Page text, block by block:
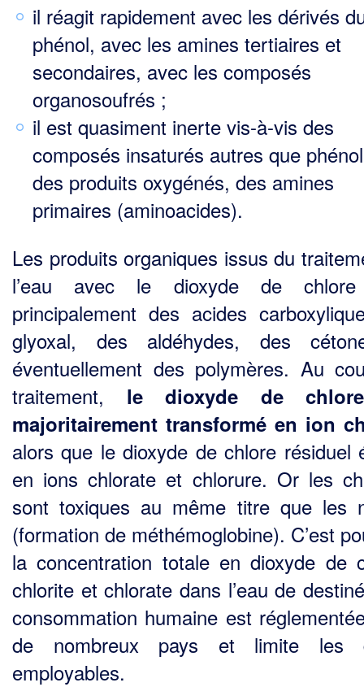
il réagit rapidement avec les dérivés
phénol, avec les amines tertiaires et
secondaires, avec les com­posés
organosoufrés ;
il est quasiment inerte vis-à-vis des
composés insaturés autres que
des produits oxygénés, des amines
primaires (aminoacides).
Les produits organiques issus du
l’eau avec le dioxyde de
principalement des acides
glyoxal, des aldéhydes, des
éventuellement des polymères. Au
traitement, le dioxyde de
majoritairement transformé en ion
alors que le dioxyde de chlore résiduel
en ions chlorate et chlorure. Or les
sont toxiques au même titre que les
(formation de méthémoglobine). C’est
la concentration totale en dioxyde de
chlorite et chlorate dans l’eau de
consommation humaine est
de nombreux pays et limite les
employables.